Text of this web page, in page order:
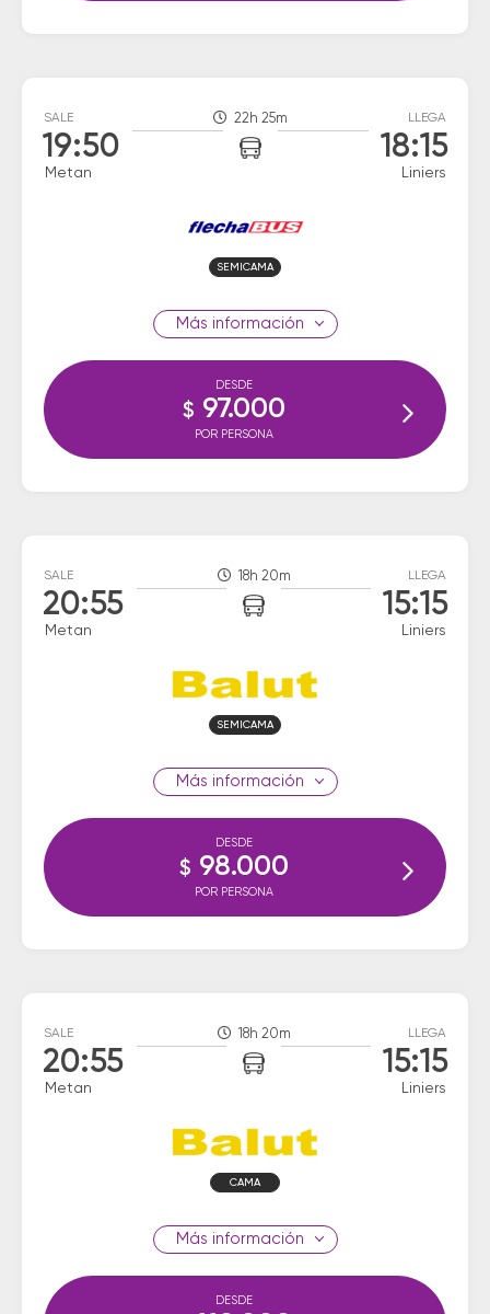
SALE
19:50
Metan
22h 25m LLEGA
18:15
Liniers
SEMICAMA
información
DESDE
$ 97.000
POR PERSONA
SALE
20:55
Metan
18h 20m LLEGA
15:15
Liniers
SEMICAMA
información
DESDE
$ 98.000
POR PERSONA
SALE
20:55
Metan
18h 20m LLEGA
15:15
Liniers
CAMA
información
DESDE